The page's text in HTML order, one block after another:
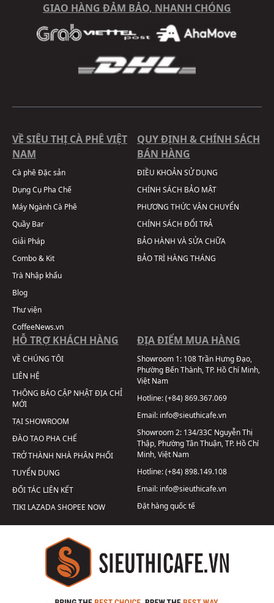
GIAO HÀNG ĐẢM BẢO, NHANH CHÓNG
VỀ SIÊU THỊ CÀ PHÊ VIỆT
NAM
Cà phê Đặc sản
Dụng Cụ Pha Chế
Máy Ngành Cà Phê
Quầy Bar
Giải Pháp
Combo & Kit
Trà Nhập khẩu
Blog
Thư viện
CoffeeNews.vn
QUY ĐỊNH & CHÍNH SÁCH
BÁN HÀNG
ĐIỀU KHOẢN SỬ DỤNG
CHÍNH SÁCH BẢO MẬT
PHƯƠNG THỨC VẬN CHUYỂN
CHÍNH SÁCH ĐỔI TRẢ
BẢO HÀNH VÀ SỬA CHỮA
BẢO TRÌ HÀNG THÁNG
HỖ TRỢ KHÁCH HÀNG
VỀ CHÚNG TÔI
LIÊN HỆ
THÔNG BÁO CẬP NHẬT ĐỊA CHỈ
MỚI
TẠI SHOWROOM
ĐÀO TẠO PHA CHẾ
TRỞ THÀNH NHÀ PHÂN PHỐI
TUYỂN DỤNG
ĐỐI TÁC LIÊN KẾT
TIKI LAZADASHOPEE NOW
ĐỊA ĐIỂM MUA HÀNG
Showroom 1: 108 Trần Hưng Đạo,
Phường Bến Thành, TP. Hồ Chí Minh,
Việt Nam
Hotline:(+84) 869.367.069
Email: info@sieuthicafe.vn
Showroom 2: 134/33C Nguyễn Thị
Thập, Phường Tân Thuận, TP. Hồ Chí
Minh, Việt Nam
Hotline:(+84) 898.149.108
Email: info@sieuthicafe.vn
Đặt hàng quốc tế